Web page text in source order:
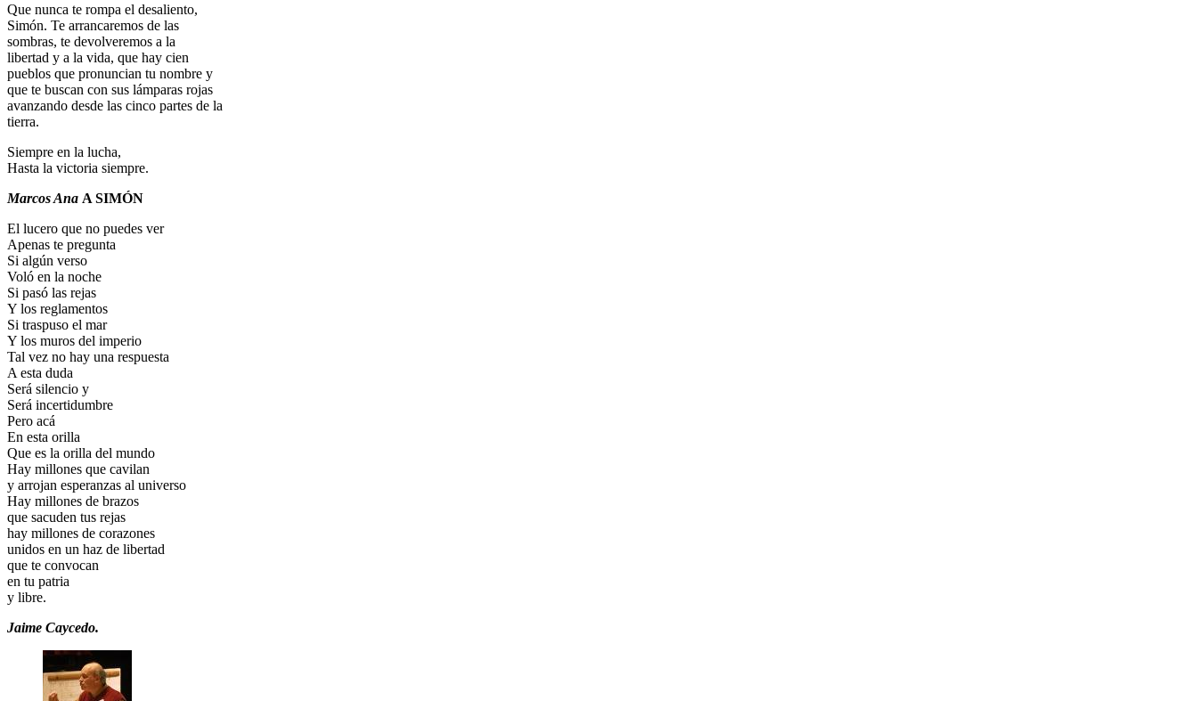
Que nunca te rompa el desaliento,
Simón. Te arrancaremos de las
sombras, te devolveremos a la
libertad y a la vida, que hay cien
pueblos que pronuncian tu nombre y
que te buscan con sus lámparas rojas
avanzando desde las cinco partes de la
tierra.
Siempre en la lucha,
Hasta la victoria siempre.
Marcos Ana A SIMÓN
El lucero que no puedes ver
Apenas te pregunta
Si algún verso
Voló en la noche
Si pasó las rejas
Y los reglamentos
Si traspuso el mar
Y los muros del imperio
Tal vez no hay una respuesta
A esta duda
Será silencio y
Será incertidumbre
Pero acá
En esta orilla
Que es la orilla del mundo
Hay millones que cavilan
y arrojan esperanzas al universo
Hay millones de brazos
que sacuden tus rejas
hay millones de corazones
unidos en un haz de libertad
que te convocan
en tu patria
y libre.
Jaime Caycedo.